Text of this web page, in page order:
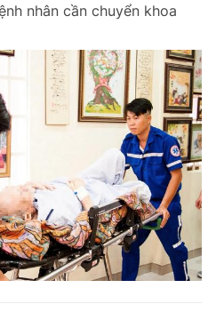
nhân cần chuyển khoa